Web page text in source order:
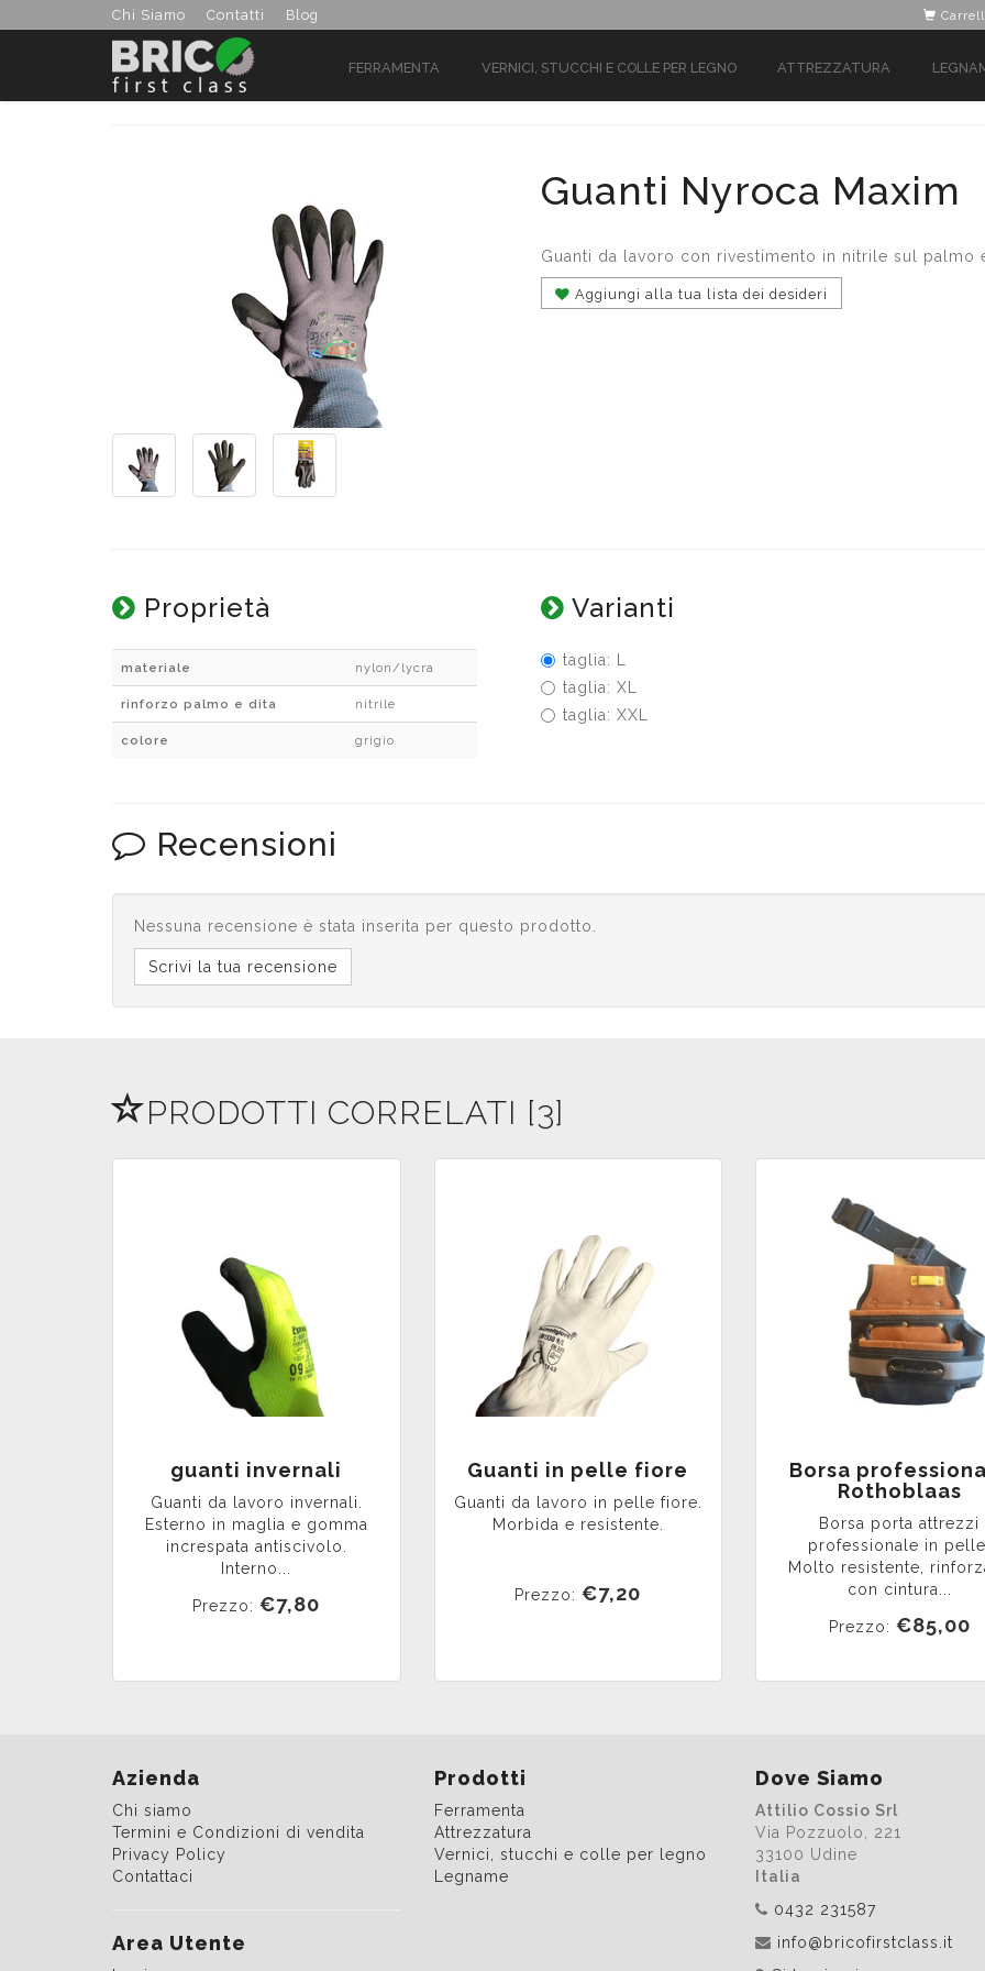
Chi Siamo Contatti Blog
FERRAMENTA VERNICI, STUCCHI E COLLE PER LEGNO ATTREZZATURA
Guanti Nyroca Maxim
Guanti da lavoro con rivestimento in nitrile sul palmo
Aggiungi alla tua lista dei desideri
Proprietà
materiale nylon/lycra
rinforzo palmo e dita nitrile
colore grigio
Varianti
taglia: L
taglia: XL
taglia: XXL
Recensioni
Nessuna recensione è stata inserita per questo prodotto.
Scrivi la tua recensione
PRODOTTI CORRELATI [3]
guanti invernali
Guanti da lavoro invernali.
Esterno in maglia e gomma
increspata antiscivolo.
Interno...
Prezzo:€7,80
Guanti in pelle fiore
Guanti da lavoro in pelle fiore.
Morbida e resistente.
Prezzo:€7,20
Borsa
Rothoblaas
Borsa porta attrezzi
professionale in
Molto resistente,
con cintura...
Prezzo: €85,00
Azienda
Chi siamo
Termini e Condizioni di vendita
Privacy Policy
Contattaci
Area Utente
Prodotti
Ferramenta
Attrezzatura
Vernici, stucchi e colle per legno
Legname
Dove Siamo
Attilio Cossio Srl
Via Pozzuolo, 221
33100 Udine
Italia
0432 231587
info@bricofirstclass.it